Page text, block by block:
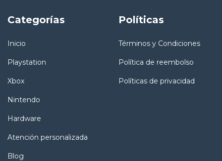
Categorías
Inicio
Playstation
Xbox
Nintendo
Hardware
Atención personalizada
Blog
Políticas
Términos y Condiciones
Política de reembolso
Políticas de privacidad